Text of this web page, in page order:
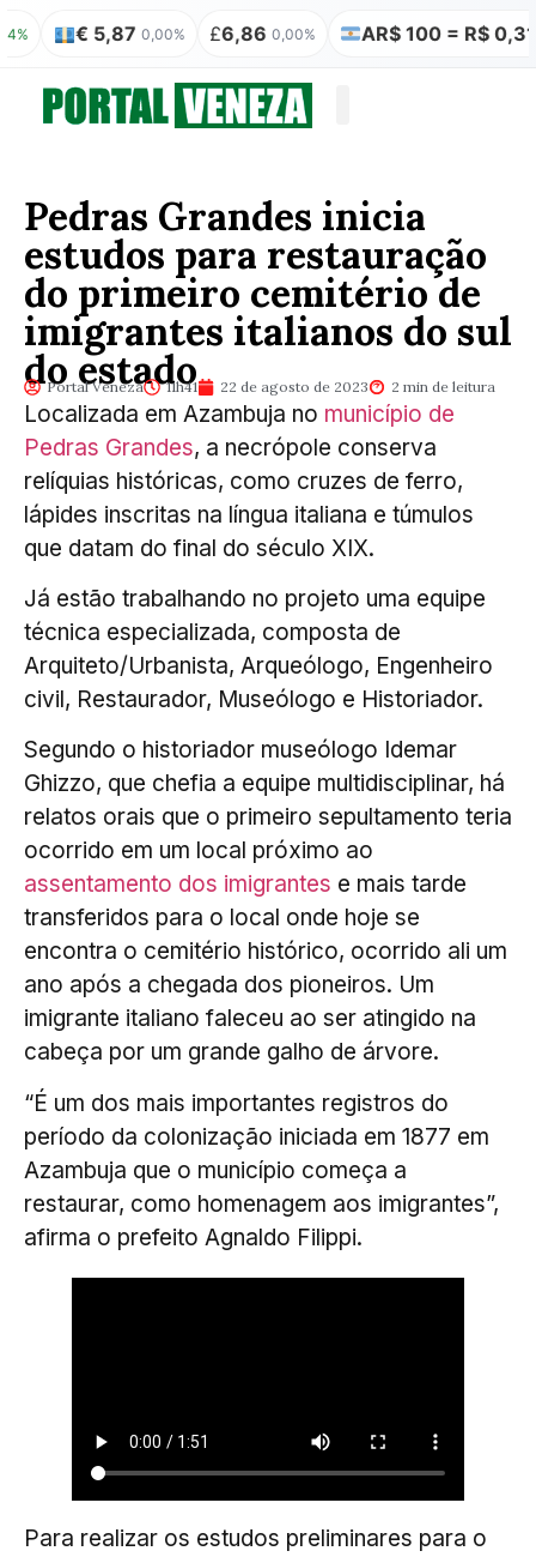
€ 5,87 0,00% £6,86 0,00% AR$ 100 = R$ 0,31 0,00%
Pedras Grandes inicia
estudos para restauração
do primeiro cemitério de
imigrantes italianos do sul
do estado
Portal Veneza 11h41 22 de agosto de 2023 2 min de leitura
Localizada em Azambuja no município de
Pedras Grandes, a necrópole conserva
relíquias históricas, como cruzes de ferro,
lápides inscritas na língua italiana e túmulos
que datam do final do século XIX.
Já estão trabalhando no projeto uma equipe
técnica especializada, composta de
Arquiteto/Urbanista, Arqueólogo, Engenheiro
civil, Restaurador, Museólogo e Historiador.
Segundo o historiador museólogo Idemar
Ghizzo, que chefia a equipe multidisciplinar, há
relatos orais que o primeiro sepultamento teria
ocorrido em um local próximo ao
assentamento dos imigrantes e mais tarde
transferidos para o local onde hoje se
encontra o cemitério histórico, ocorrido ali um
ano após a chegada dos pioneiros. Um
imigrante italiano faleceu ao ser atingido na
cabeça por um grande galho de árvore.
“É um dos mais importantes registros do
período da colonização iniciada em 1877 em
Azambuja que o município começa a
restaurar, como homenagem aos imigrantes”,
afirma o prefeito Agnaldo Filippi.
Para realizar os estudos preliminares para o